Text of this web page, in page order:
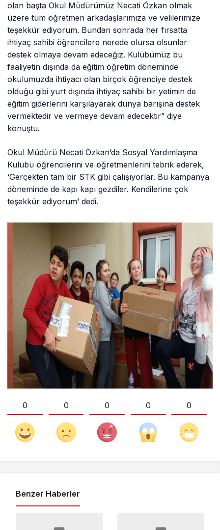
olan başta Okul Müdürümüz Necati Özkan olmak
üzere tüm öğretmen arkadaşlarımıza ve velilerimize
teşekkür ediyorum. Bundan sonrada her fırsatta
ihtiyaç sahibi öğrencilere nerede olursa olsunlar
destek olmaya devam edeceğiz. Kulübümüz bu
faaliyetin dışında da eğitim öğretim döneminde
okulumuzda ihtiyacı olan birçok öğrenciye destek
olduğu gibi yurt dışında ihtiyaç sahibi bir yetimin de
eğitim giderlerini karşılayarak dünya barışına destek
vermektedir ve vermeye devam edecektir” diye
konuştu.
Okul Müdürü Necati Özkan’da Sosyal Yardımlaşma
Kulübü öğrencilerini ve öğretmenlerini tebrik ederek,
‘Gerçekten tam bir STK gibi çalışıyorlar. Bu kampanya
döneminde de kapı kapı gezdiler. Kendilerine çok
teşekkür ediyorum’ dedi.
0 0 0 0 0
Benzer Haberler